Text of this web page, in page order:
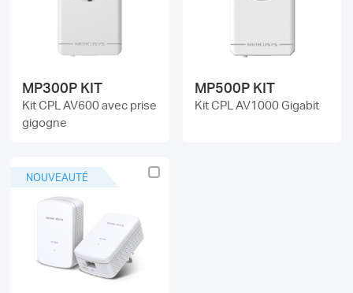
MP300P KIT
Kit CPL AV600 avec prise
gigogne
MP500P KIT
Kit CPL AV1000 Gigabit
NOUVEAUTÉ